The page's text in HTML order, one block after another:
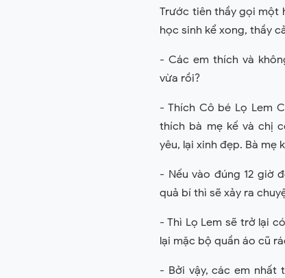
Trước tiên thầy gọi một
học sinh kể xong, thầy
- Các em thích và
vừa rồi?
- Thích Cô bé Lọ Lem
thích bà mẹ kế và chị
yêu, lại xinh đẹp. Bà mẹ
- Nếu vào đúng 12 giờ
quả bí thì sẽ xảy ra
- Thì Lọ Lem sẽ trở lại
lại mặc bộ quần áo cũ
- Bởi vậy, các em nhất